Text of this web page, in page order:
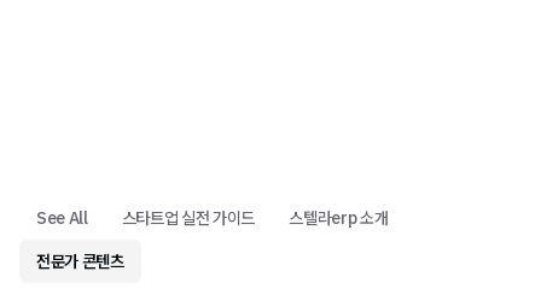
See All 스타트업 실전 가이드
스텔라erp 소개
전문가 콘텐츠